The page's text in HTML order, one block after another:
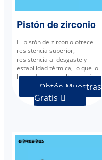
Pistón de zirconio
El pistón de zirconio ofrece
resistencia superior,
resistencia al desgaste y
estabilidad térmica, lo que lo
hace ideal para alta presión.
Obtén Muestras
Gratis 